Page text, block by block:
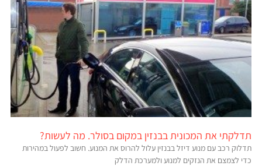
תדלקתי את המכונית בבנזין במקום בסולר. מה לעשות?
תדלוק רכב עם מנוע דיזל בבנזין עלול להרוס את המנוע. חשוב לפעול במהירות
כדי לצמצם את הנזקים למנוע ולמערכת הדלק